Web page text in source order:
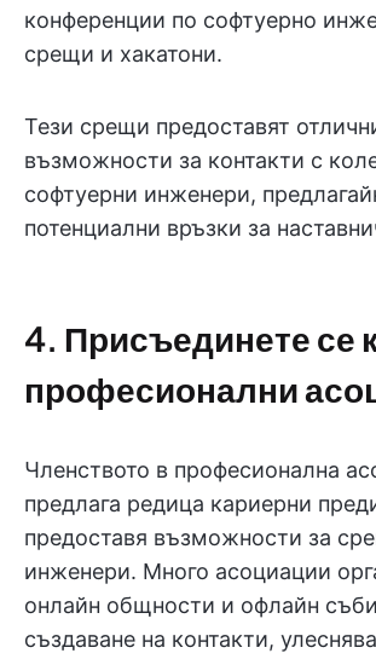
конференции по софтуерно
срещи и хакатони.
Тези срещи предоставят
възможности за контакти с
софтуерни инженери,
потенциални връзки за
4. Присъединете се
професионални
Членството в професионална
предлага редица кариерни
предоставя възможности за
инженери. Много асоциации
онлайн общности и офлайн
създаване на контакти,